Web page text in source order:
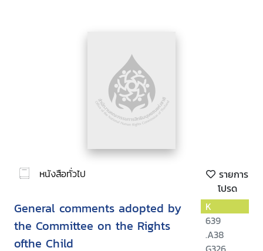
หนังสือทั่วไป
รายการ
โปรด
General comments adopted by
the Committee on the Rights
ofthe Child
K
639
.A38